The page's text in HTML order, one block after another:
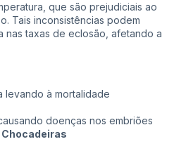
que são prejudiciais ao
Tais inconsistências podem
nas taxas de eclosão, afetando a
levando à mortalidade
doenças nos embriões
Chocadeiras